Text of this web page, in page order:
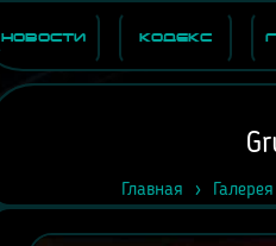
Новости Кодекс
Главная